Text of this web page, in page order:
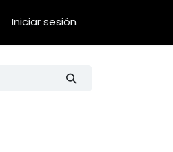
Iniciar sesión